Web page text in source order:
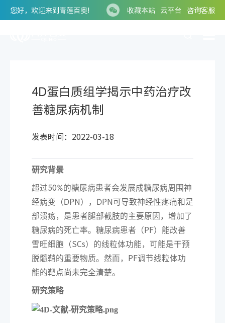
您好，欢迎来到青莲百奥! 收藏本站 云平台 咨询客服
4D蛋白质组学揭示中药治疗改
善糖尿病机制
发表时间：2022-03-18
研究背景
超过50%的糖尿病患者会发展成糖尿病周围神
经病变 （DPN）， DPN可导致神经性疼痛和足
部溃疡，是患者腿部截肢的主要原因 ， 增加了
糖尿病的死亡率。 糖尿病患者 （PF）能改善
雪旺细胞（SCs）的线粒体功能， 可能是干预
脱髓鞘的重要物质。 然而， PF调 节线粒体功
能的靶点尚未完全清楚。
研究策略